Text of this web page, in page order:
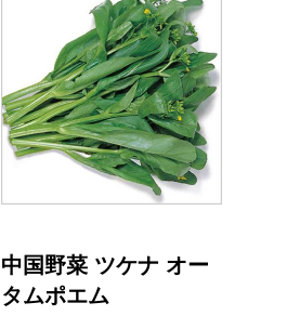
中国野菜 ツケナ オー
タムポエム